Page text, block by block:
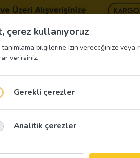
Etiketleri İş Güvenliği
çerez kullanıyoruz
bilgilerine izin vereceğinize veya
verirsiniz.
Gerekli çerezler
Analitik çerezler